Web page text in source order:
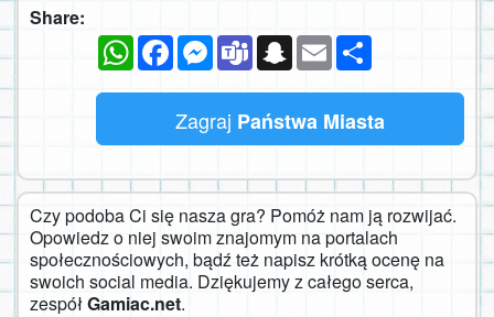
Share:
WhatsAppFacebookMessenger
TeamsSnapchat
Email
Zagraj Państwa Miasta
Czy podoba Ci się nasza gra? Pomóż nam ją rozwijać.
Opowiedz o niej swoim znajomym na portalach
społecznościowych, bądź też napisz krótką ocenę na
swoich social media. Dziękujemy z całego serca,
zespółGamiac.net.